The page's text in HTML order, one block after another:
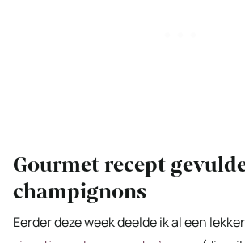
Gourmet recept
champignons
Eerder deze week deelde ik al een